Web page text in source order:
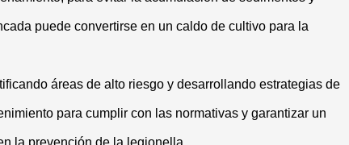
puede convertirse en un caldo de cultivo para la
áreas de alto riesgo y desarrollando estrategias de
para cumplir con las normativas y garantizar un
la prevención de la legionella.